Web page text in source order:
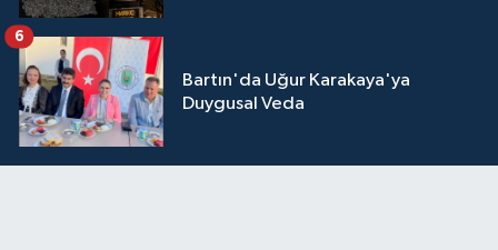
Bartın'da Uğur Karakaya'ya
Duygusal Veda
6